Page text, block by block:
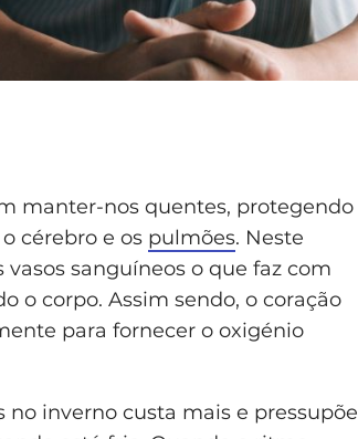
manter-nos quentes, protegendo
cérebro e os pulmões. Neste
sanguíneos o que faz com
o corpo. Assim sendo, o coração
para fornecer o oxigénio
no inverno custa mais e pressupõe